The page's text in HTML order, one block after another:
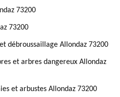
73200
73200
débroussaillage Allondaz 73200
et arbres dangereux Allondaz
et arbustes Allondaz 73200